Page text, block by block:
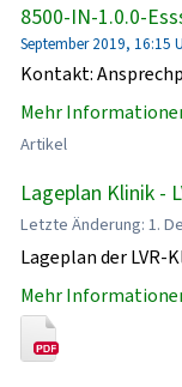
8500-IN-1.0.0-
September 2019, 16:15
Kontakt:
Mehr
Artikel
Lageplan Klinik -
Letzte Änderung: 1.
Lageplan der LVR-
Mehr